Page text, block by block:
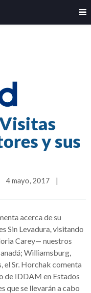
y sus
4 mayo, 2017 |
acerca de su
Sin Levadura, visitando
Carey— nuestros
Williamsburg,
el Sr. Horchak comenta
de IDDAM en Estados
que se llevarán a cabo